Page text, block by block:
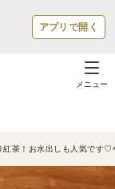
アプリで開く
メニュー
紅茶！お水出しも人気です